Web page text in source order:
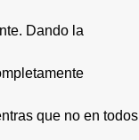
Dando la
que no en todos